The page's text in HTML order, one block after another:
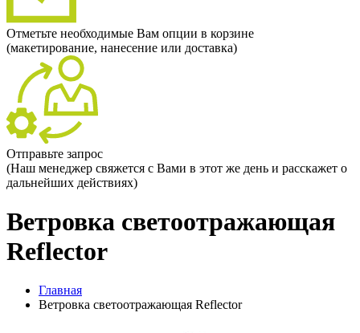
Отметьте необходимые Вам опции в корзине
(макетирование, нанесение или доставка)
Отправьте запрос
(Наш менеджер свяжется с Вами в этот же день и расскажет о
дальнейших действиях)
Ветровка светоотражающая
Reflector
Главная
Ветровка светоотражающая Reflector